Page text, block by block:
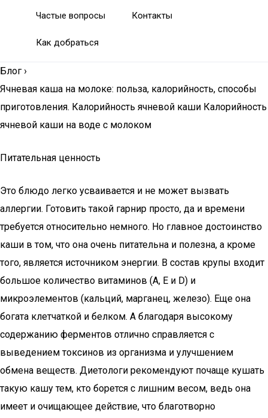
Частые вопросы Контакты
Как добраться
Блог ›
Ячневая каша на молоке: польза, калорийность, способы
приготовления. Калорийность ячневой каши Калорийность
ячневой каши на воде с молоком
Питательная ценность
Это блюдо легко усваивается и не может вызвать
аллергии. Готовить такой гарнир просто, да и времени
требуется относительно немного. Но главное достоинство
каши в том, что она очень питательна и полезна, а кроме
того, является источником энергии. В состав крупы входит
большое количество витаминов (А, E и D) и
микроэлементов (кальций, марганец, железо). Еще она
богата клетчаткой и белком. А благодаря высокому
содержанию ферментов отлично справляется с
выведением токсинов из организма и улучшением
обмена веществ. Диетологи рекомендуют почаще кушать
такую кашу тем, кто борется с лишним весом, ведь она
имеет и очищающее действие, что благотворно